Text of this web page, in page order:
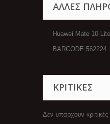
ΆΛΛΕΣ
Huawei Mate 10
BARCODE:562224:
ΚΡΙΤΙΚΈΣ
Δεν υπάρχουν